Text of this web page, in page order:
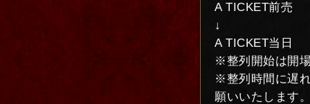
A TICKET前売
↓
A TICKET当日
※整列開始は開
※整列時間に遅
願いいたします